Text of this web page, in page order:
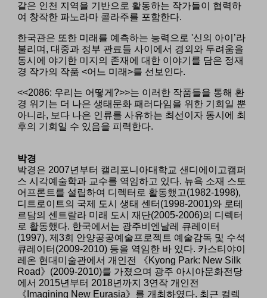
같은 인천 지역을 기반으로 활동하는 작가들이 협력하
여 창작한 파노라마 콜라주를 포함한다.
한국관은 또한 미래를 예측하는 능력으로 '신의 아이’라
불리며, 대중과 정부 관료들 사이에서 경외와 두려움을
동시에 야기한 미지의 존재에 대한 이야기를 담은 정재
경 작가의 작품 <어느 미래>를 선보인다.
<<2086: 우리는 어떻게?>>는 이러한 작품들을 통해 환
경 위기는 더 나은 생태문화 패러다임을 위한 기회일 뿐
아니라, 보다 나은 인류를 사유하는 최선이자 동시에 최
후의 기회일 수 있음을 피력한다.
박경
박경은 2007년부터 캘리포니아대학교 샌디에이고캠퍼
스 시각예술학과 교수를 역임하고 있다. 뉴욕 소재 스토
어프론트를 설립하여 디렉터로 활동했고(1982-1998),
디트로이트의 국제 도시 생태 센터(1998-2001)와 로테
르담의 센트랄라 미래 도시 재단(2005-2006)의 디렉터
로 활동했다. 한국에서는 광주비엔날레 큐레이터
(1997), 제3회 안양공공예술프로젝트 예술감독 및 수석
큐레이터(2009-2010) 등을 역임한 바 있다. 카스티야이
레온 현대미술관에서 개인전 《Kyong Park: New Silk
Road》(2009-2010)를 가졌으며 광주 아시아문화전당
에서 2015년부터 2018년까지 3연작 개인전
《Imagining New Eurasia》를 개최하였다. 최근 컬렉